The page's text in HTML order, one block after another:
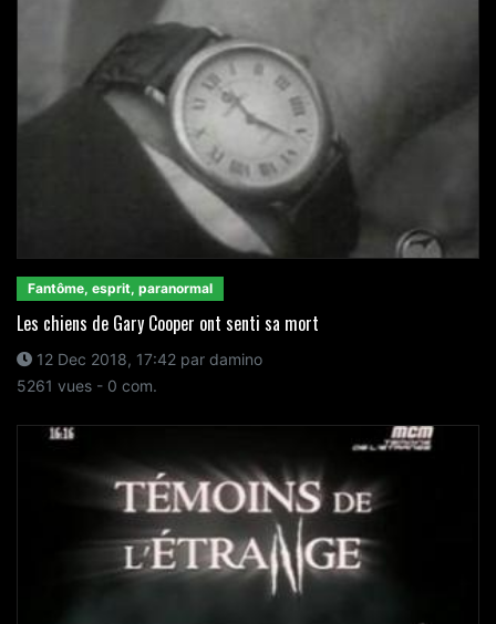
Fantôme, esprit, paranormal
Les chiens de Gary Cooper ont senti sa mort
12 Dec 2018, 17:42 par damino
5261 vues - 0 com.